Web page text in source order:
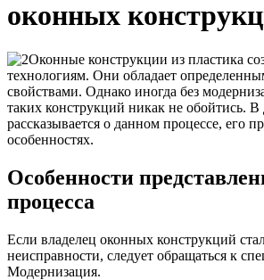
оконных
Оконные конструкции из пластика
технологиям. Они обладает
свойствами. Однако иногда без
таких конструкций никак не обойтись. В
рассказывается о данном процессе, его
особенностях.
Особенности
процесса
Если владелец оконных конструкций
неисправности, следует обращаться к
Модернизация.